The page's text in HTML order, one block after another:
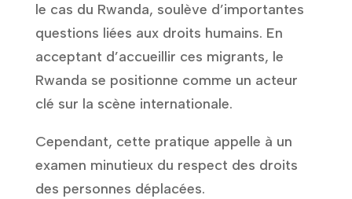
le cas du Rwanda, soulève d’importantes
questions liées aux droits humains. En
acceptant d’accueillir ces migrants, le
Rwanda se positionne comme un acteur
clé sur la scène internationale.
Cependant, cette pratique appelle à un
examen minutieux du respect des droits
des personnes déplacées.